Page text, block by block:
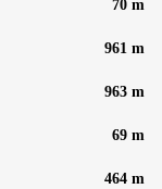
70 m
961 m
963 m
69 m
464 m